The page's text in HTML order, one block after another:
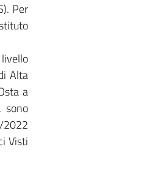
Per
Alta
a
sono
Visti